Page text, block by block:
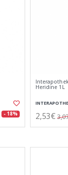
- 18%
Heridine 1L
2,53€